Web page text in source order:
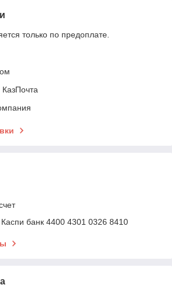
только по предоплате.
КазПочта
банк 4400 4301 0326 8410